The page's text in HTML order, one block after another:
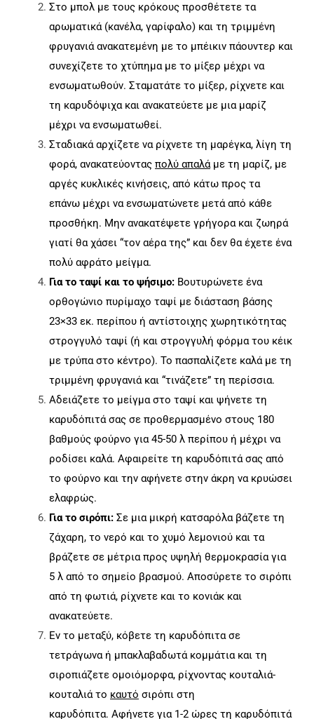
Στο μπολ με τους κρόκους προσθέτετε τα
αρωματικά (κανέλα, γαρίφαλο) και τη τριμμένη
φρυγανιά ανακατεμένη με το μπέικιν πάουντερ και
συνεχίζετε το χτύπημα με το μίξερ μέχρι να
ενσωματωθούν. Σταματάτε το μίξερ, ρίχνετε και
τη καρυδόψιχα και ανακατεύετε με μια μαρίζ
μέχρι να ενσωματωθεί.
Σταδιακά αρχίζετε να ρίχνετε τη μαρέγκα, λίγη τη
φορά, ανακατεύοντας πολύ απαλάμε τη μαρίζ, με
αργές κυκλικές κινήσεις, από κάτω προς τα
επάνω μέχρι να ενσωματώνετε μετά από κάθε
προσθήκη. Μην ανακατέψετε γρήγορα και ζωηρά
γιατί θα χάσει “τον αέρα της” και δεν θα έχετε ένα
πολύ αφράτο μείγμα.
Για το ταψί και το ψήσιμο: Βουτυρώνετε ένα
ορθογώνιο πυρίμαχο ταψί με διάσταση βάσης
23×33 εκ. περίπου ή αντίστοιχης χωρητικότητας
στρογγυλό ταψί (ή και στρογγυλή φόρμα του κέικ
με τρύπα στο κέντρο). Το πασπαλίζετε καλά με τη
τριμμένη φρυγανιά και “τινάζετε” τη περίσσια.
Αδειάζετε το μείγμα στο ταψί και ψήνετε τη
καρυδόπιτά σας σε προθερμασμένο στους 180
βαθμούς φούρνο για 45-50 λ περίπου ή μέχρι να
ροδίσει καλά. Αφαιρείτε τη καρυδόπιτά σας από
το φούρνο και την αφήνετε στην άκρη να κρυώσει
ελαφρώς.
Για το σιρόπι: Σε μια μικρή κατσαρόλα βάζετε τη
ζάχαρη, το νερό και το χυμό λεμονιού και τα
βράζετε σε μέτρια προς υψηλή θερμοκρασία για
5 λ από το σημείο βρασμού. Αποσύρετε το σιρόπι
από τη φωτιά, ρίχνετε και το κονιάκ και
ανακατεύετε.
Εν το μεταξύ, κόβετε τη καρυδόπιτα σε
τετράγωνα ή μπακλαβαδωτά κομμάτια και τη
σιροπιάζετε ομοιόμορφα, ρίχνοντας κουταλιά-
κουταλιά το καυτό σιρόπι στη
καρυδόπιτα. Αφήνετε για 1-2 ώρες τη καρυδόπιτά